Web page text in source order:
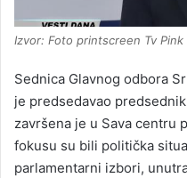
Izvor: Foto printscreen Tv Pink
Sednica Glavnog odbora
je predsedavao
završena je u Sava centru
fokusu su bili politička
parlamentarni izbori,